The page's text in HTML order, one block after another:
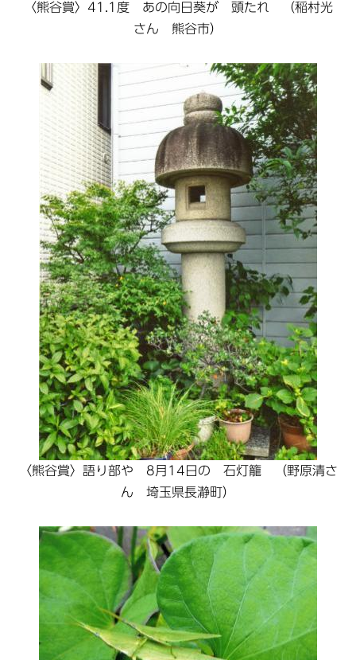
〈熊谷賞〉41.1度 あの向日葵が 頭たれ （稲村光
さん 熊谷市）
〈熊谷賞〉語り部や 8月14日の 石灯籠 （野原清さ
ん 埼玉県長瀞町）